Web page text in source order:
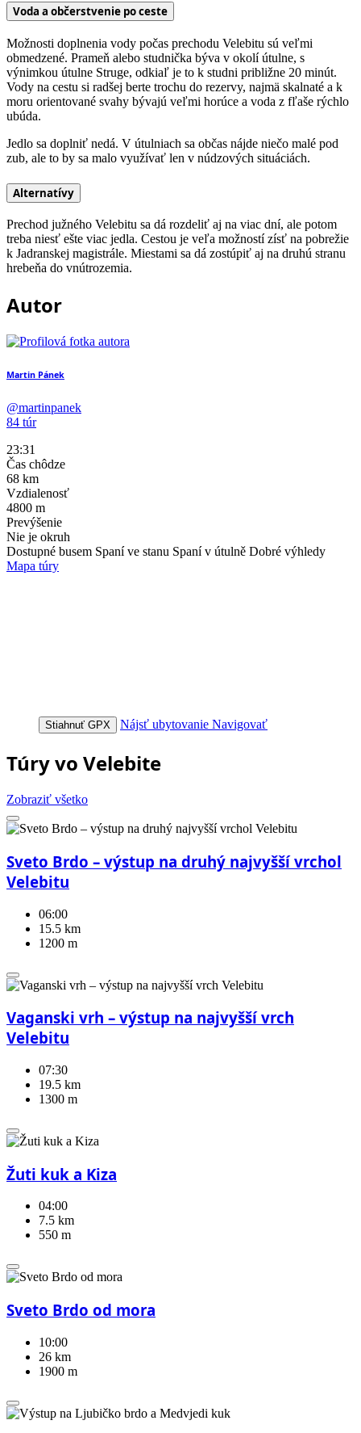
Voda a občerstvenie po ceste
Možnosti doplnenia vody počas prechodu Velebitu sú veľmi
obmedzené. Prameň alebo studnička býva v okolí útulne, s
výnimkou útulne Struge, odkiaľ je to k studni približne 20 minút.
Vody na cestu si radšej berte trochu do rezervy, najmä skalnaté a k
moru orientované svahy bývajú veľmi horúce a voda z fľaše rýchlo
ubúda.
Jedlo sa doplniť nedá. V útulniach sa občas nájde niečo malé pod
zub, ale to by sa malo využívať len v núdzových situáciách.
Alternatívy
Prechod južného Velebitu sa dá rozdeliť aj na viac dní, ale potom
treba niesť ešte viac jedla. Cestou je veľa možností zísť na pobrežie
k Jadranskej magistrále. Miestami sa dá zostúpiť aj na druhú stranu
hrebeňa do vnútrozemia.
Autor
Martin Pánek
@martinpanek
84 túr
23:31
Čas chôdze
68 km
Vzdialenosť
4800 m
Prevýšenie
Nie je okruh
Dostupné busem Spaní ve stanu Spaní v útulně Dobré výhledy
Mapa túry
Stiahnuť GPX Nájsť ubytovanie Navigovať
Túry vo Velebite
Zobraziť všetko
Sveto Brdo – výstup na druhý najvyšší vrchol
Velebitu
06:00
15.5 km
1200 m
Vaganski vrh – výstup na najvyšší vrch
Velebitu
07:30
19.5 km
1300 m
Žuti kuk a Kiza
04:00
7.5 km
550 m
Sveto Brdo od mora
10:00
26 km
1900 m